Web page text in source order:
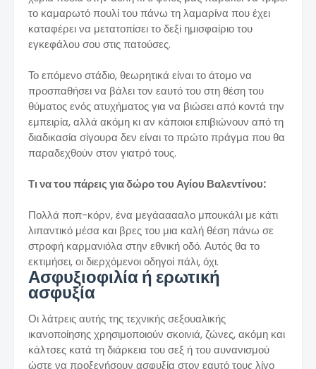
το καμαρωτό πουλί του πάνω τη λαμαρίνα που έχει
καταφέρει να μετατοπίσει το δεξί ημισφαίριο του
εγκεφάλου σου στις πατούσες.
Το επόμενο στάδιο, θεωρητικά είναι το άτομο να
προσπαθήσει να βάλει τον εαυτό του στη θέση του
θύματος ενός ατυχήματος για να βιώσει από κοντά την
εμπειρία, αλλά ακόμη κι αν κάποιοι επιβιώνουν από τη
διαδικασία σίγουρα δεν είναι το πρώτο πράγμα που θα
παραδεχθούν στον γιατρό τους.
Τι να του πάρεις για δώρο του Αγίου Βαλεντίνου:
Πολλά ποπ-κόρν, ένα μεγάααααλο μπουκάλι με κάτι
λιπαντικό μέσα και βρες του μια καλή θέση πάνω σε
στροφή καρμανιόλα στην εθνική οδό. Αυτός θα το
εκτιμήσει, οι διερχόμενοι οδηγοί πάλι, όχι.
Ασφυξιοφιλία ή ερωτική
ασφυξία
Οι λάτρεις αυτής της τεχνικής σεξουαλικής
ικανοποίησης χρησιμοποιούν σκοινιά, ζώνες, ακόμη και
κάλτσες κατά τη διάρκεια του σεξ ή του αυνανισμού
ώστε να προξενήσουν ασφυξία στον εαυτό τους λίγο